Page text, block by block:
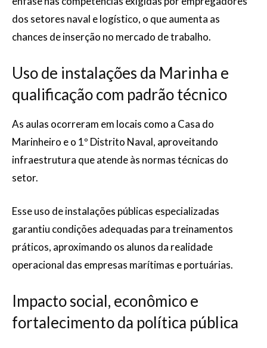
dos setores naval e logístico, o que aumenta as
chances de inserção no mercado de trabalho.
Uso de instalações da Marinha e
qualificação com padrão técnico
As aulas ocorreram em locais como a Casa do
Marinheiro e o 1º Distrito Naval, aproveitando
infraestrutura que atende às normas técnicas do
setor.
Esse uso de instalações públicas especializadas
garantiu condições adequadas para treinamentos
práticos, aproximando os alunos da realidade
operacional das empresas marítimas e portuárias.
Impacto social, econômico e
fortalecimento da política pública